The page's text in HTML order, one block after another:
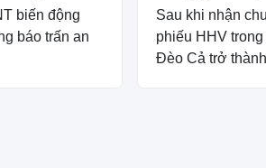
biến động
báo trấn an
Sau khi nhận
phiếu HHV
Đèo Cả trở